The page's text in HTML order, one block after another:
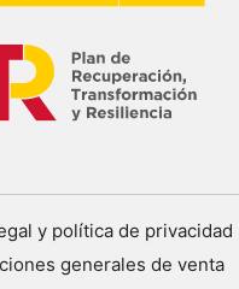
y política de privacidad
generales de venta